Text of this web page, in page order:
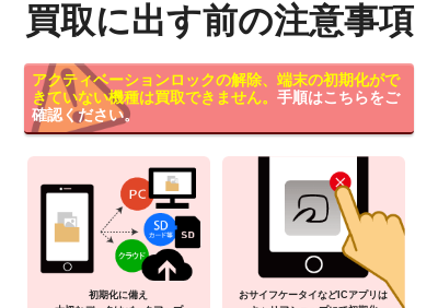
買取に出す前の注意事項
アクティベーションロックの解除、端末の初期化がで
きていない機種は買取できません。 手順はこちらをご
確認ください。
初期化に備え
おサイフケータイなどICアプリは